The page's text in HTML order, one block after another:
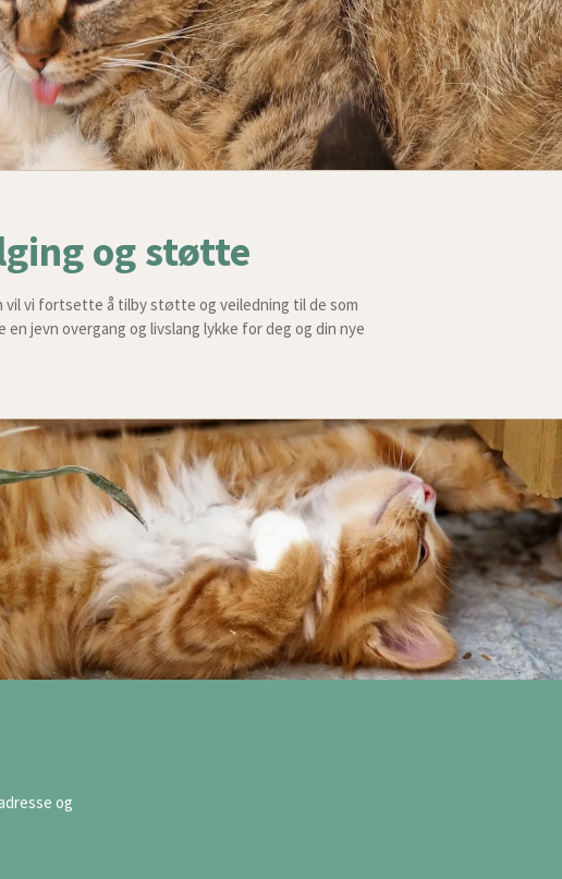
og støtte
vil vi fortsette å tilby støtte og veiledning til de som
en jevn overgang og livslang lykke for deg og din nye
og